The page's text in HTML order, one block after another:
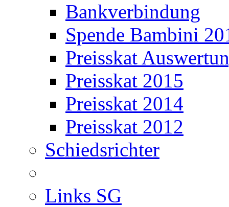
Bankverbindung
Spende Bambini
Preisskat
Preisskat 2015
Preisskat 2014
Preisskat 2012
Schiedsrichter
Links SG